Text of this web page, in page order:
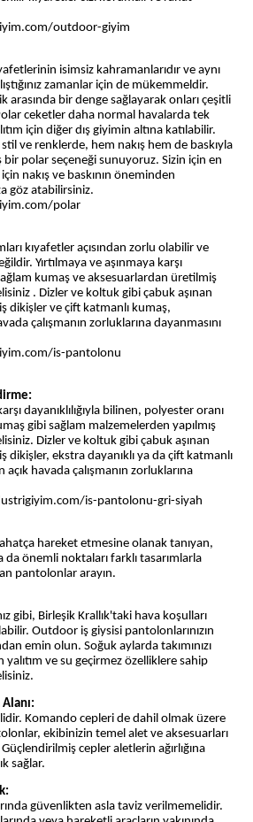
outdoor-giyim
isimsiz kahramanlarıdır ve aynı
zamanlar için de mükemmeldir.
arasında bir denge sağlayarak onları çeşitli
ceketler daha normal havalarda tek
için diğer dış giyimin altına katılabilir.
ve renklerde, hem nakış hem de baskıyla
polar seçeneği sunuyoruz. Sizin için en
nakış ve baskının öneminden
göz atabilirsiniz.
polar
kıyafetler açısından zorlu olabilir ve
Yırtılmaya ve aşınmaya karşı
kumaş ve aksesuarlardan üretilmiş
. Dizler ve koltuk gibi çabuk aşınan
dikişler ve çift katmanlı kumaş,
çalışmanın zorluklarına dayanmasını
is-pantolonu
dayanıklılığıyla bilinen, polyester oranı
gibi sağlam malzemelerden yapılmış
Dizler ve koltuk gibi çabuk aşınan
dikişler, ekstra dayanıklı ya da çift katmanlı
havada çalışmanın zorluklarına
is-pantolonu-gri-siyah
rahatça hareket etmesine olanak tanıyan,
önemli noktaları farklı tasarımlarla
pantolonlar arayın.
gibi, Birleşik Krallık'taki hava koşulları
Outdoor iş giysisi pantolonlarınızın
emin olun. Soğuk aylarda takımınızı
ve su geçirmez özelliklere sahip
Komando cepleri de dahil olmak üzere
ekibinizin temel alet ve aksesuarları
cepler aletlerin ağırlığına
sağlar.
güvenlikten asla taviz verilmemelidir.